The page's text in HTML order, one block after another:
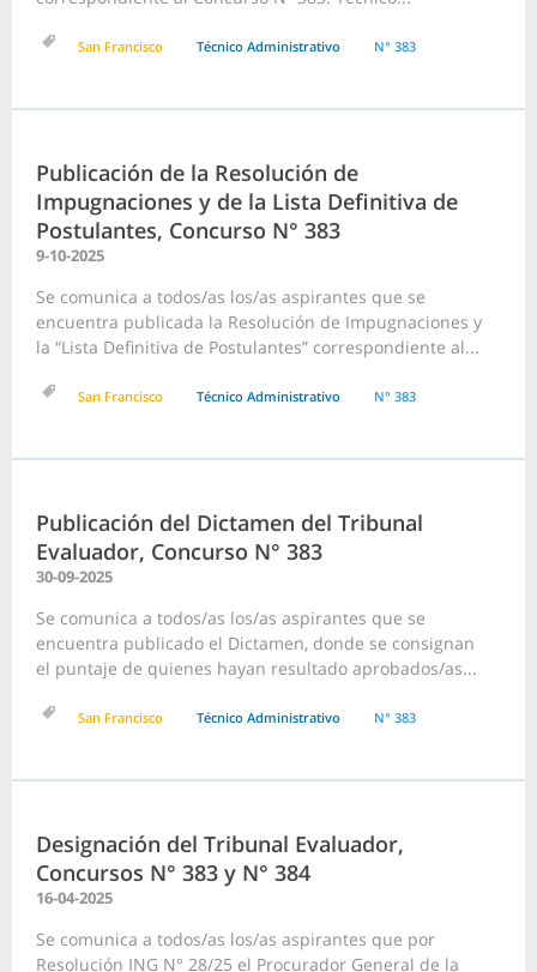
San Francisco Técnico Administrativo N° 383
Publicación de la Resolución de
Impugnaciones y de la Lista Definitiva de
Postulantes, Concurso N° 383
9-10-2025
Se comunica a todos/as los/as aspirantes que se
encuentra publicada la Resolución de Impugnaciones y
la “Lista Definitiva de Postulantes” correspondiente al...
San Francisco Técnico Administrativo N° 383
Publicación del Dictamen del Tribunal
Evaluador, Concurso N° 383
30-09-2025
Se comunica a todos/as los/as aspirantes que se
encuentra publicado el Dictamen, donde se consignan
el puntaje de quienes hayan resultado aprobados/as...
San Francisco Técnico Administrativo N° 383
Designación del Tribunal Evaluador,
Concursos N° 383 y N° 384
16-04-2025
Se comunica a todos/as los/as aspirantes que por
Resolución ING N° 28/25 el Procurador General de la